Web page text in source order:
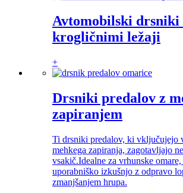
Avtomobilski drsniki
krogličnimi ležaji
+
Drsniki predalov z
zapiranjem
Ti drsniki predalov, ki vključujejo
mehkega zapiranja, zagotavljajo
vsakič.Idealne za vrhunske
uporabniško izkušnjo z odpravo
zmanjšanjem hrupa.